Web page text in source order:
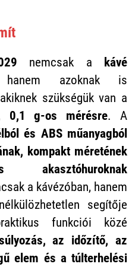
nemcsak a
kávé
azoknak is
szükségük van a
0,1 g-os mérésre. A
és ABS műanyagból
kompakt méretének
a kávézóban, hanem
segítője
funkciói közé
az időzítő, az
elem és a túlterhelési